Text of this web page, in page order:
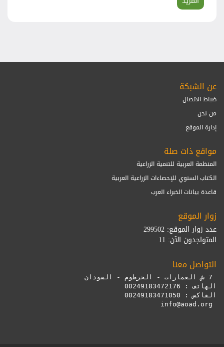
المنظمة العربية للتنمية الزراعية السنوي للتدريب القطري بالدول العربية.
عن الشبكة
ضباط الاتصال
من نحن
إدارة الموقع
مواقع ذات صلة
المنظمة العربية للتنمية الزراعية
الكتاب السنوي للإحصاءات الزراعية العربية
قاعدة بيانات الخبراء العرب
زوار الموقع
عدد زوار الموقع: 299502
المتواجدون الآن: 11
التواصل معنا